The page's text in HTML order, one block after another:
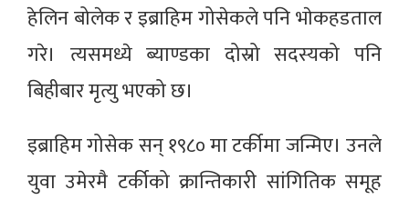
हेलिन बोलेक र इब्राहिम गोसेकले पनि भाेकहडताल
गरे। त्यसमध्ये ब्याण्डका दोस्रो सदस्यको पनि
बिहीबार मृत्यु भएको छ।
इब्राहिम गोसेक सन् १९८० मा टर्कीमा जन्मिए। उनले
युवा उमेरमै टर्कीको क्रान्तिकारी सांगितिक समूह